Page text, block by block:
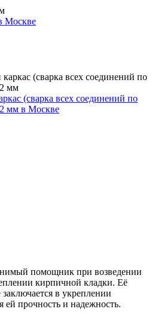
Москве
(сварка всех соединений по
мм в Москве
помощник при возведении
кирпичной кладки. Её
в укреплении
ей прочность и надежность.